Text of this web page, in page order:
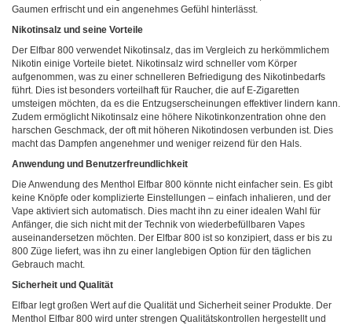
Gaumen erfrischt und ein angenehmes Gefühl hinterlässt.
Nikotinsalz und seine Vorteile
Der Elfbar 800 verwendet Nikotinsalz, das im Vergleich zu herkömmlichem
Nikotin einige Vorteile bietet. Nikotinsalz wird schneller vom Körper
aufgenommen, was zu einer schnelleren Befriedigung des Nikotinbedarfs
führt. Dies ist besonders vorteilhaft für Raucher, die auf E-Zigaretten
umsteigen möchten, da es die Entzugserscheinungen effektiver lindern kann.
Zudem ermöglicht Nikotinsalz eine höhere Nikotinkonzentration ohne den
harschen Geschmack, der oft mit höheren Nikotindosen verbunden ist. Dies
macht das Dampfen angenehmer und weniger reizend für den Hals.
Anwendung und Benutzerfreundlichkeit
Die Anwendung des Menthol Elfbar 800 könnte nicht einfacher sein. Es gibt
keine Knöpfe oder komplizierte Einstellungen – einfach inhalieren, und der
Vape aktiviert sich automatisch. Dies macht ihn zu einer idealen Wahl für
Anfänger, die sich nicht mit der Technik von wiederbefüllbaren Vapes
auseinandersetzen möchten. Der Elfbar 800 ist so konzipiert, dass er bis zu
800 Züge liefert, was ihn zu einer langlebigen Option für den täglichen
Gebrauch macht.
Sicherheit und Qualität
Elfbar legt großen Wert auf die Qualität und Sicherheit seiner Produkte. Der
Menthol Elfbar 800 wird unter strengen Qualitätskontrollen hergestellt und